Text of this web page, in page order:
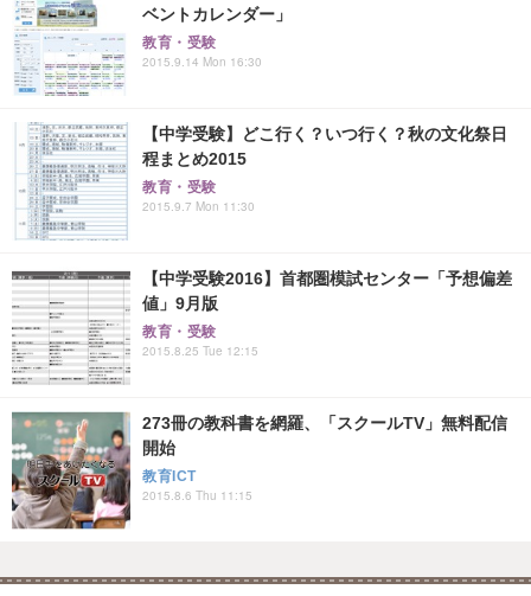
ベントカレンダー」
教育・受験
2015.9.14 Mon 16:30
【中学受験】どこ行く？いつ行く？秋の文化祭日
程まとめ2015
教育・受験
2015.9.7 Mon 11:30
【中学受験2016】首都圏模試センター「予想偏差
値」9月版
教育・受験
2015.8.25 Tue 12:15
273冊の教科書を網羅、「スクールTV」無料配信
開始
教育ICT
2015.8.6 Thu 11:15